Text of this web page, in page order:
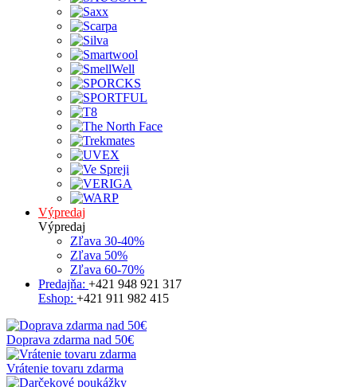
Výpredaj
Výpredaj
Zľava 30-40%
Zľava 50%
Zľava 60-70%
Predajňa: +421 948 921 317
Eshop: +421 911 982 415
Doprava zdarma nad 50€
Vrátenie tovaru zdarma